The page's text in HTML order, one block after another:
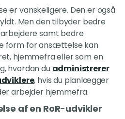
er vanskeligere. Den er også
Men den tilbyder bedre
samt bedre
form for ansættelse kan
hjemmefra eller som en
hvordan du administrerer
, hvis du planlægger
arbejder hjemmefra.
af en RoR-udvikler